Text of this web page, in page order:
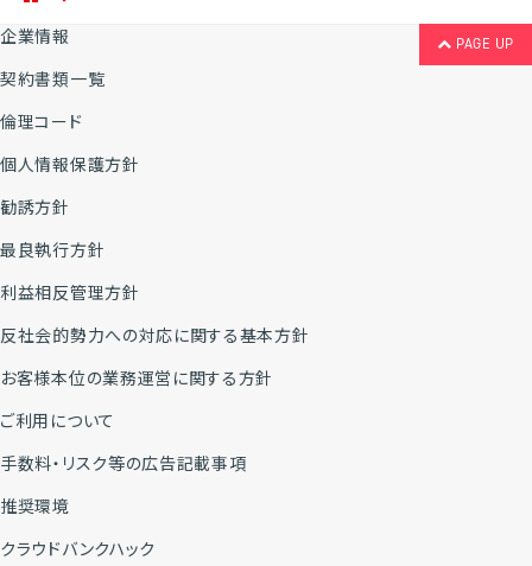
PAGE UP
企業情報
契約書類一覧
倫理コード
個人情報保護方針
勧誘方針
最良執行方針
利益相反管理方針
反社会的勢力への対応に関する基本方針
お客様本位の業務運営に関する方針
ご利用について
手数料・リスク等の広告記載事項
推奨環境
クラウドバンクハック